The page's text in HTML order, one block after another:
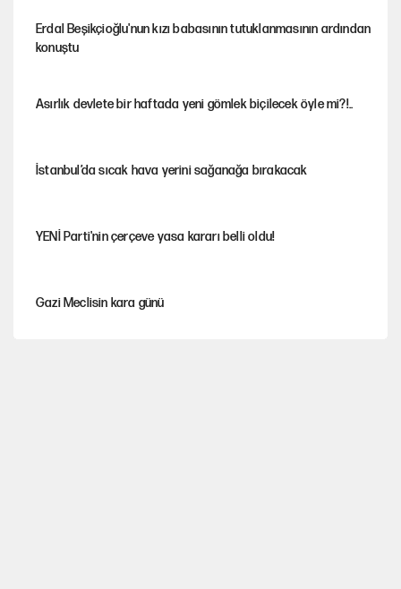
Erdal Beşikçioğlu'nun kızı babasının tutuklanmasının ardından
konuştu
Asırlık devlete bir haftada yeni gömlek biçilecek öyle mi?!..
İstanbul’da sıcak hava yerini sağanağa bırakacak
YENİ Parti'nin çerçeve yasa kararı belli oldu!
Gazi Meclisin kara günü